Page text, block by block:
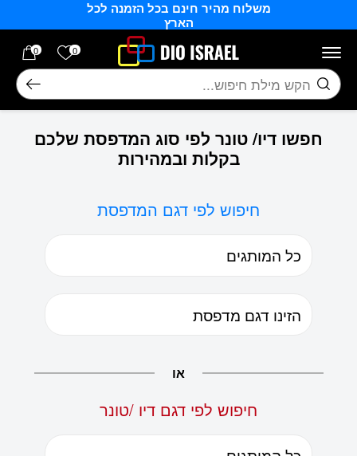
משלוח מהיר חינם בכל הזמנה לכל
הארץ
0 הרשימה
0
חיפוש
חפשו דיו/ טונר לפי סוג המדפסת שלכם
בקלות ובמהירות
חיפוש לפי דגם המדפסת
או
חיפוש לפי דגם דיו /טונר